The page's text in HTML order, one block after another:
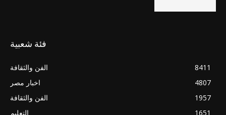
فئة شعبية
الفن والثقافة
8411
اخبار مصر
4807
الفن والثقافة
1957
التعليم
1651